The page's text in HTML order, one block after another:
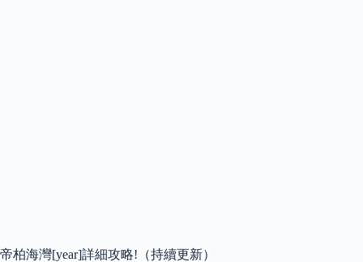
帝柏海灣[year]詳細攻略!（持續更新）